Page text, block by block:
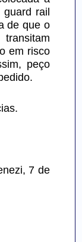
rail
de que o
em risco
peço
7 de